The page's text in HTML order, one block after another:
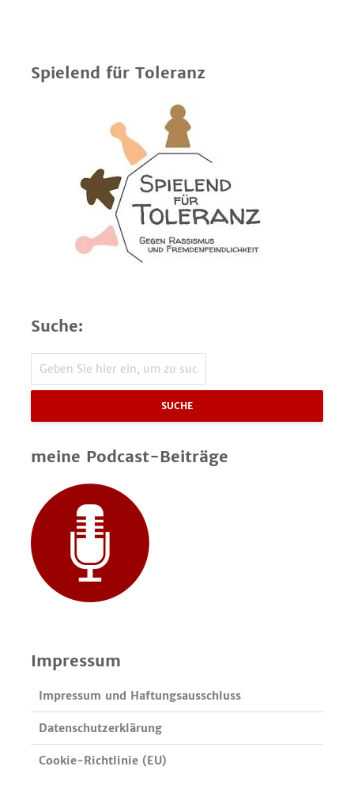
Spielend für Toleranz
Suche:
SUCHE
meine Podcast-Beiträge
Impressum
Impressum und Haftungsausschluss
Datenschutzerklärung
Cookie-Richtlinie (EU)